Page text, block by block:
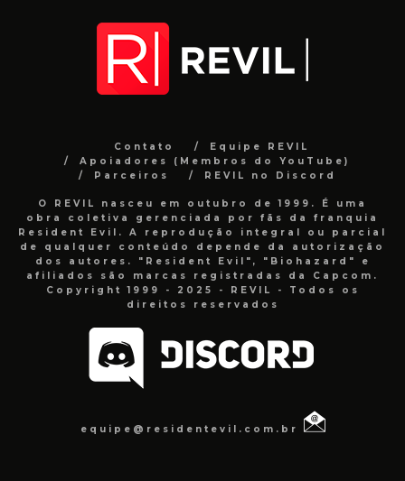
Contato
Equipe REVIL
Apoiadores (Membros do YouTube)
Parceiros
REVIL no Discord
O REVIL nasceu em outubro de 1999. É uma
obra coletiva gerenciada por fãs da franquia
Resident Evil. A reprodução integral ou parcial
de qualquer conteúdo depende da autorização
dos autores. "Resident Evil", "Biohazard" e
afiliados são marcas registradas da Capcom.
Copyright 1999 - 2025 - REVIL - Todos os
direitos reservados
equipe@residentevil.com.br